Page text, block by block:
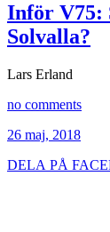
Inför V75:
Solvalla?
Lars Erland
no comments
26 maj, 2018
DELA PÅ